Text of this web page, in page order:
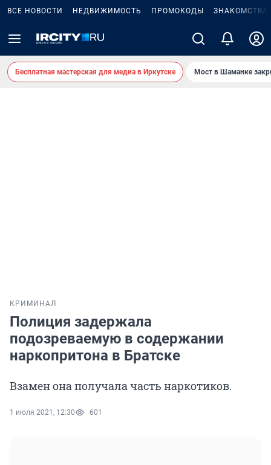
ВСЕ НОВОСТИ НЕДВИЖИМОСТЬ ПРОМОКОДЫ ЗНАКОМСТВА
Бесплатная мастерская для медиа в Иркутске Мост в Шаманке
КРИМИНАЛ
Полиция задержала
подозреваемую в содержании
наркопритона в Братске
Взамен она получала часть наркотиков.
1 июля 2021, 12:30 601